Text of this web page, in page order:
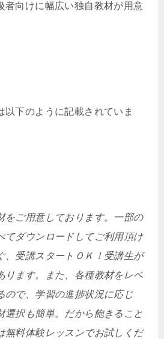
者向けに幅広い独自教材が用意
以下のように記載されていま
をご用意しております。一部の
てダウンロードしてご利用頂け
、受講スタートＯＫ！受講生が
ります。また、各種教材をレベ
ので、学習の進捗状況に応じ
選択も簡単。だから飽きること
無料体験レッスンでお試しくだ